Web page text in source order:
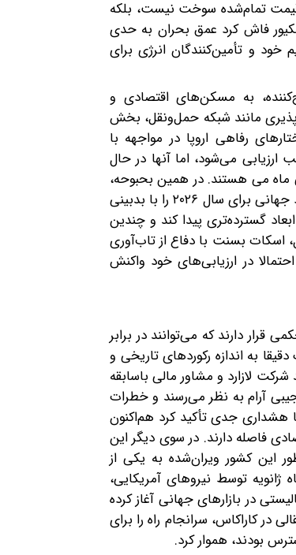
قیمت تمام‌شده سوخت نیست، بلکه
فاش کرد عمق بحران به حدی
و تأمین‌کنندگان انرژی برای
به مسکن‌های اقتصادی و
به‌شدت آسیب‌پذیری مانند شبکه حمل‌ونقل، بخش
رفاهی اروپا در مواجهه با
می‌شود، اما آنها در حال
ماه می‌ هستند. در همین بحبوحه،
اقتصاددانان نگران صندوق بین‌المللی پول به دلیل تبعات مستقیم این جنگ مداوم، پیش‌بینی رشد اقتصاد جهانی برای سال ۲۰۲۶ را با بدبینی
گسترده‌تری پیدا کند و چندین
اسکات بسنت با دفاع از تاب‌آوری
در ارزیابی‌های خود واکنش
دارند که می‌توانند در برابر
به اندازه رکوردهای تاریخی و
لازارد و مشاور مالی باسابقه
آرام به نظر می‌رسند و خطرات
جدی تأکید کرد هم‌اکنون
فاصله دارند. در سوی دیگر این
این کشور ویران‌شده به یکی از
توسط نیروهای آمریکایی،
در بازارهای جهانی آغاز کرده
کاراکاس، سرانجام راه را برای